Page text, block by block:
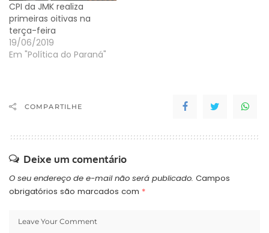
CPI da JMK realiza
primeiras oitivas na
terça-feira
19/06/2019
Em "Política do Paraná"
COMPARTILHE
Deixe um comentário
O seu endereço de e-mail não será publicado. Campos
obrigatórios são marcados com *